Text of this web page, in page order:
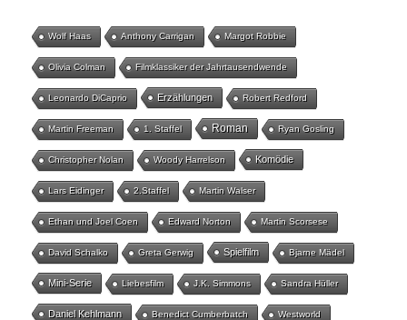
Wolf Haas Anthony Carrigan Margot Robbie
Olivia Colman Filmklassiker der Jahrtausendwende
Leonardo DiCaprio Erzählungen Robert Redford
Martin Freeman 1. Staffel Roman Ryan Gosling
Christopher Nolan Woody Harrelson Komödie
Lars Eidinger 2.Staffel Martin Walser
Ethan und Joel Coen Edward Norton Martin Scorsese
David Schalko Greta Gerwig Spielfilm Bjarne Mädel
Mini-Serie Liebesfilm J.K. Simmons Sandra Hüller
Daniel Kehlmann Benedict Cumberbatch Westworld